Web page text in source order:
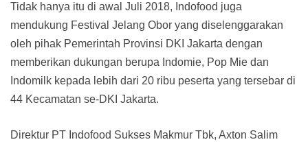
Tidak hanya itu di awal Juli 2018, Indofood juga
mendukung Festival Jelang Obor yang diselenggarakan
oleh pihak Pemerintah Provinsi DKI Jakarta dengan
memberikan dukungan berupa Indomie, Pop Mie dan
Indomilk kepada lebih dari 20 ribu peserta yang tersebar di
44 Kecamatan se-DKI Jakarta.
Direktur PT Indofood Sukses Makmur Tbk, Axton Salim